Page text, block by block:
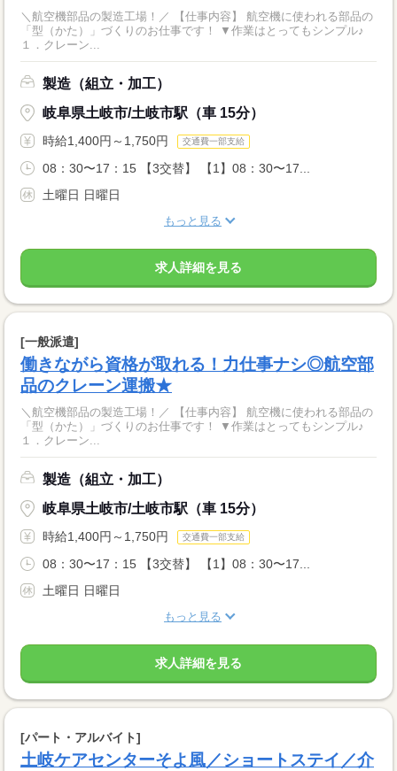
＼航空機部品の製造工場！／ 【仕事内容】 航空機に使われる部品の
「型（かた）」づくりのお仕事です！ ▼作業はとってもシンプル♪
１．クレーン...
製造（組立・加工）
岐阜県土岐市/土岐市駅（車 15分）
時給1,400円～1,750円 交通費一部支給
08：30〜17：15 【3交替】 【1】08：30〜17...
土曜日 日曜日
もっと見る
求人詳細を見る
[一般派遣]
働きながら資格が取れる！力仕事ナシ◎航空部
品のクレーン運搬★
＼航空機部品の製造工場！／ 【仕事内容】 航空機に使われる部品の
「型（かた）」づくりのお仕事です！ ▼作業はとってもシンプル♪
１．クレーン...
製造（組立・加工）
岐阜県土岐市/土岐市駅（車 15分）
時給1,400円～1,750円 交通費一部支給
08：30〜17：15 【3交替】 【1】08：30〜17...
土曜日 日曜日
もっと見る
求人詳細を見る
[パート・アルバイト]
土岐ケアセンターそよ風／ショートステイ／介